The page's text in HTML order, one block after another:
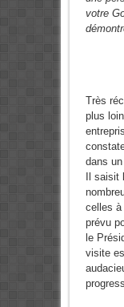
votre
Très
plus
dans
Il saisit
celles à
prévu
le
visite